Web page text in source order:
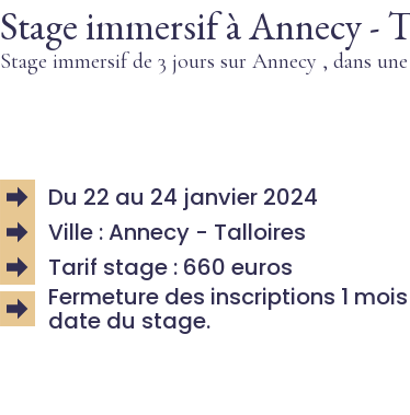
Stage immersif à Annecy -
Stage immersif de 3 jours sur Annecy , dans
Du 22 au 24 janvier 2024
Ville : Annecy - Talloires
Tarif stage : 660 euros
Fermeture des inscriptions 1
date du stage.